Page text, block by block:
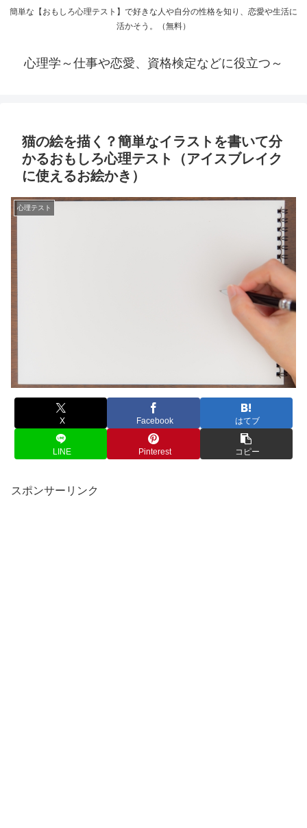
簡単な【おもしろ心理テスト】で好きな人や自分の性格を知り、恋愛や生活に
活かそう。（無料）
心理学～仕事や恋愛、資格検定などに役立つ～
猫の絵を描く？簡単なイラストを書いて分
かるおもしろ心理テスト（アイスブレイク
に使えるお絵かき）
心理テスト
X Facebook はてブ
LINE Pinterest コピー
スポンサーリンク